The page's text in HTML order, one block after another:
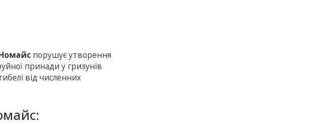
порушує утворення
принади у гризунів
від численних